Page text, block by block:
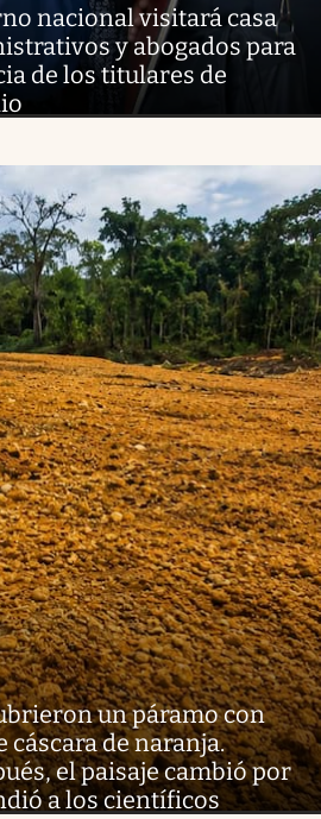
nacional visitará casa
y abogados para
de los titulares de
un páramo con
cáscara de naranja.
el paisaje cambió por
a los científicos